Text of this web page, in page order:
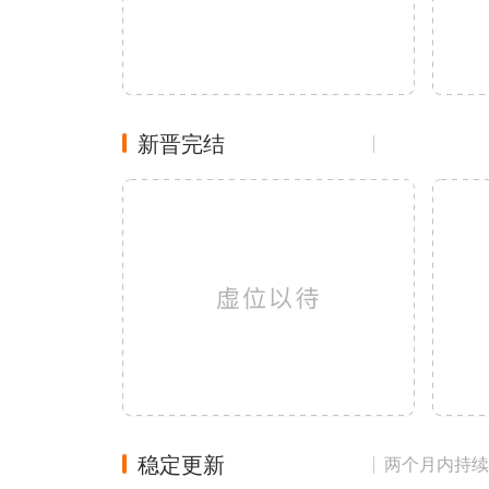
新晋完结
稳定更新 两个月内持